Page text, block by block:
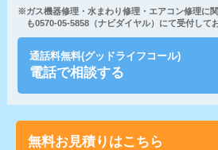
※ガス機器修理・水まわり修理・エアコン修理に
も0570-05-5858（ナビダイヤル）にて受付して
通話料無料(グッドライフコール)
電話で相談する
無料お見積りはこちら